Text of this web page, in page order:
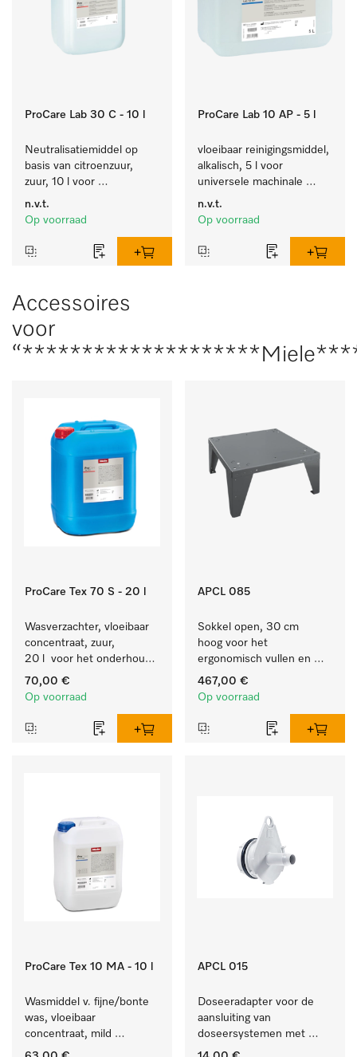
ProCare Lab 30 C - 10 l
Neutralisatiemiddel op
basis van citroenzuur,
zuur, 10 l voor
materiaalbesparende
machinale reiniging van
gerei.
n.v.t.
Op voorraad
ProCare Lab 10 AP - 5 l
vloeibaar reinigingsmiddel,
alkalisch, 5 l voor
universele machinale
reiniging van
laboratoriumglaswerk en -
n.v.t.
Op voorraad
Accessoires
voor
ProCare Tex 70 S - 20 l
Wasverzachter, vloeibaar
concentraat, zuur,
20 l  voor het onderhoud
van vezels zodat het
textiel lang zacht blijft.
70,00 €
Op voorraad
APCL 085
Sokkel open, 30 cm
hoog voor het
ergonomisch vullen en
legen van de wasmachine
en droogkast.
467,00 €
Op voorraad
ProCare Tex 10 MA - 10 l
Wasmiddel v. fijne/bonte
was, vloeibaar
concentraat, mild
alkalisch, 10 l voor het
APCL 015
Doseeradapter voor de
aansluiting van
doseersystemen met
waterspoeling.